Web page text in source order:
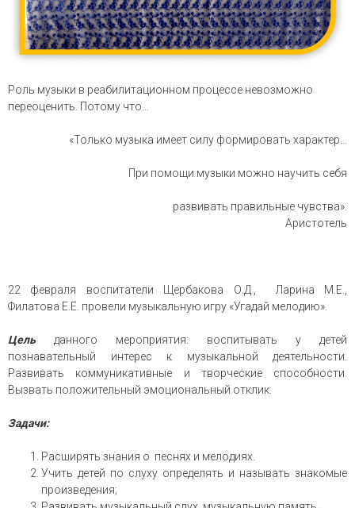
Роль музыки в реабилитационном процессе невозможно
переоценить. Потому что…
«Только музыка имеет силу формировать характер…
При помощи музыки можно научить себя
развивать правильные чувства».
Аристотель
22 февраля воспитатели Щербакова О.Д., Ларина М.Е.,
Филатова Е.Е. провели музыкальную игру «Угадай мелодию».
Цельданного мероприятия: воспитывать у детей
познавательный интерес к музыкальной деятельности.
Развивать коммуникативные и творческие способности.
Вызвать положительный эмоциональный отклик.
Задачи:
Расширять знания о песнях и мелодиях.
Учить детей по слуху определять и называть знакомые
произведения;